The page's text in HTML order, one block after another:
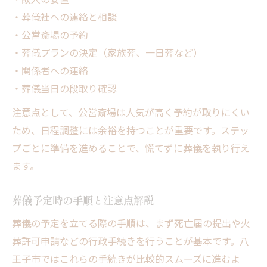
・葬儀社への連絡と相談
・公営斎場の予約
・葬儀プランの決定（家族葬、一日葬など）
・関係者への連絡
・葬儀当日の段取り確認
注意点として、公営斎場は人気が高く予約が取りにくい
ため、日程調整には余裕を持つことが重要です。ステッ
プごとに準備を進めることで、慌てずに葬儀を執り行え
ます。
葬儀予定時の手順と注意点解説
葬儀の予定を立てる際の手順は、まず死亡届の提出や火
葬許可申請などの行政手続きを行うことが基本です。八
王子市ではこれらの手続きが比較的スムーズに進むよ